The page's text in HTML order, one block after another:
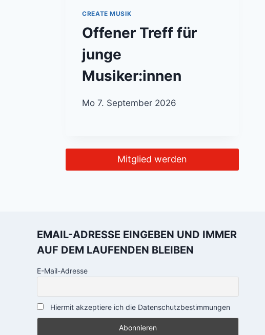
CREATE MUSIK
Offener Treff für
junge
Musiker:innen
Mo 7. September 2026
Mitglied werden
EMAIL-ADRESSE EINGEBEN UND IMMER
AUF DEM LAUFENDEN BLEIBEN
E-Mail-Adresse
Hiermit akzeptiere ich die Datenschutzbestimmungen